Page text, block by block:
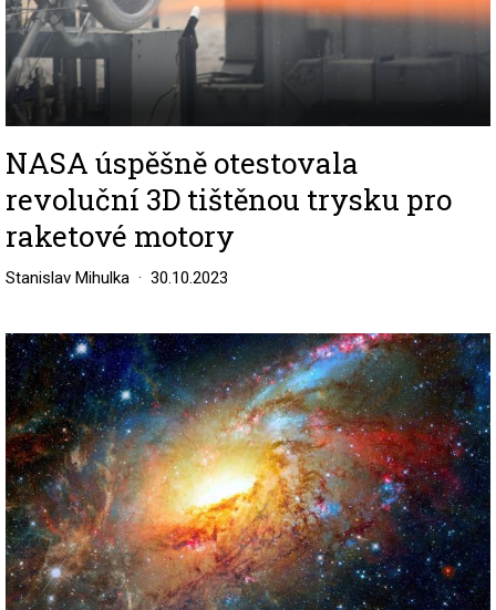
NASA úspěšně otestovala
revoluční 3D tištěnou trysku pro
raketové motory
Stanislav Mihulka 30.10.2023
Image